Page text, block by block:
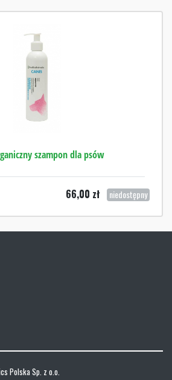
szampon dla psów
66,00 zł niedostępny
Polska Sp. z o.o.